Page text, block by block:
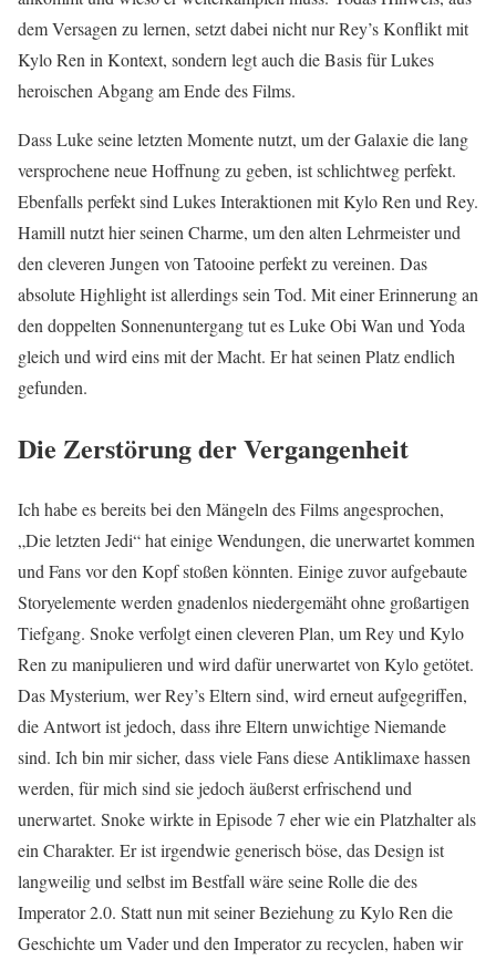
dem Versagen zu lernen, setzt dabei nicht nur Rey’s Konflikt mit
Kylo Ren in Kontext, sondern legt auch die Basis für Lukes
heroischen Abgang am Ende des Films.
Dass Luke seine letzten Momente nutzt, um der Galaxie die lang
versprochene neue Hoffnung zu geben, ist schlichtweg perfekt.
Ebenfalls perfekt sind Lukes Interaktionen mit Kylo Ren und Rey.
Hamill nutzt hier seinen Charme, um den alten Lehrmeister und
den cleveren Jungen von Tatooine perfekt zu vereinen. Das
absolute Highlight ist allerdings sein Tod. Mit einer Erinnerung an
den doppelten Sonnenuntergang tut es Luke Obi Wan und Yoda
gleich und wird eins mit der Macht. Er hat seinen Platz endlich
gefunden.
Die Zerstörung der Vergangenheit
Ich habe es bereits bei den Mängeln des Films angesprochen,
„Die letzten Jedi“ hat einige Wendungen, die unerwartet kommen
und Fans vor den Kopf stoßen könnten. Einige zuvor aufgebaute
Storyelemente werden gnadenlos niedergemäht ohne großartigen
Tiefgang. Snoke verfolgt einen cleveren Plan, um Rey und Kylo
Ren zu manipulieren und wird dafür unerwartet von Kylo getötet.
Das Mysterium, wer Rey’s Eltern sind, wird erneut aufgegriffen,
die Antwort ist jedoch, dass ihre Eltern unwichtige Niemande
sind. Ich bin mir sicher, dass viele Fans diese Antiklimaxe hassen
werden, für mich sind sie jedoch äußerst erfrischend und
unerwartet. Snoke wirkte in Episode 7 eher wie ein Platzhalter als
ein Charakter. Er ist irgendwie generisch böse, das Design ist
langweilig und selbst im Bestfall wäre seine Rolle die des
Imperator 2.0. Statt nun mit seiner Beziehung zu Kylo Ren die
Geschichte um Vader und den Imperator zu recyclen, haben wir